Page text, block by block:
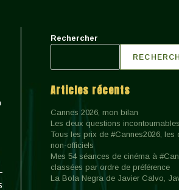
Rechercher
Articles récents
Cannes 2026, mon bilan
Les deux questions incontournables
Tous les prix de #Cannes2026, les
non-officiels
Mes 54 séances de cinéma à
classées par ordre de préférence
La Bola Negra de Javier Calvo,